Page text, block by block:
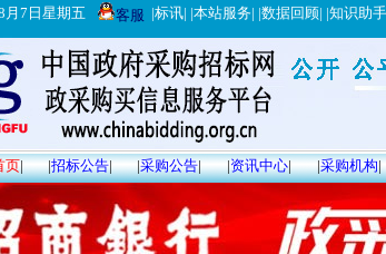
月7日星期五 客服 |标讯| |本站服务| |数据回顾| |知识助手
页| |招标公告| |采购公告| |资讯中心| |采购机构|